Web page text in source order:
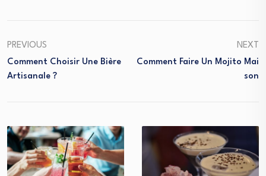
PREVIOUS
Comment Choisir Une Bière
Artisanale ?
NEXT
Comment Faire Un Mojito Mai
Son